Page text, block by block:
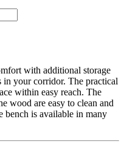
with additional storage
in your corridor. The practical
within easy reach. The
wood are easy to clean and
bench is available in many